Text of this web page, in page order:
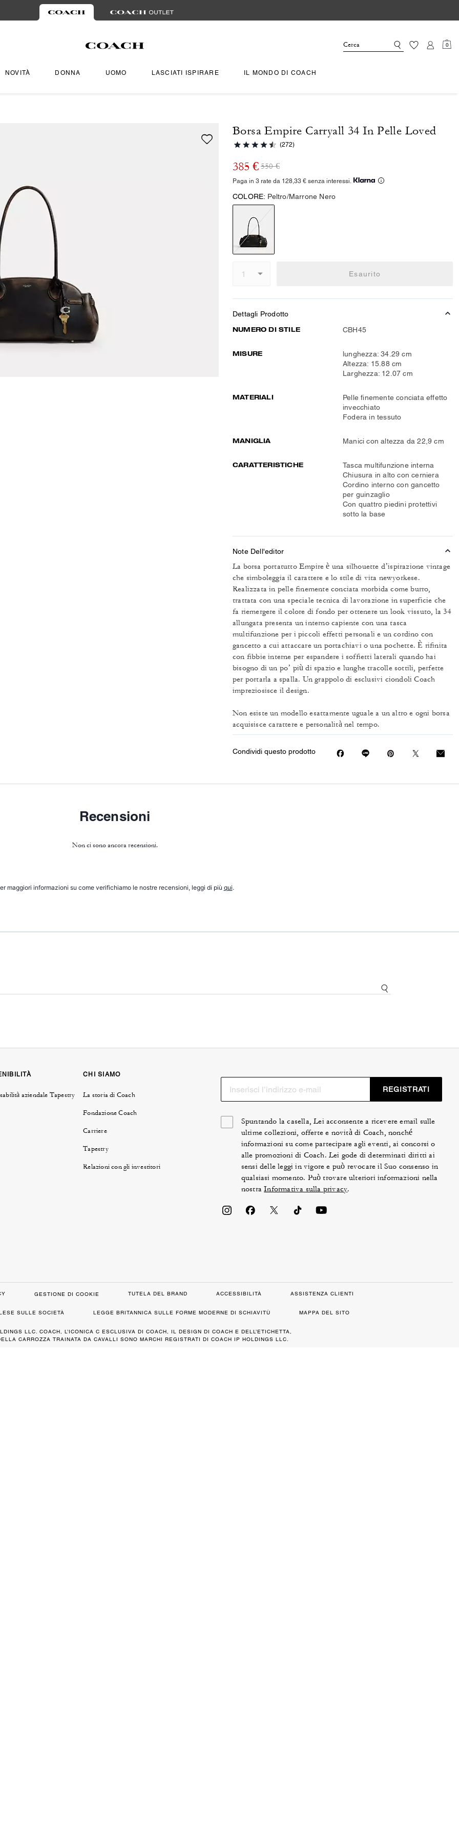
0
NOVITÀ DONNA UOMO LASCIATI ISPIRARE IL MONDO DI COACH
Borsa Empire Carryall 34 In Pelle Loved
(272)
385 € 550 €
Paga in 3 rate da 128,33 € senza interessi.
COLORE: Peltro/Marrone Nero
Esaurito
Dettagli Prodotto
NUMERO DI STILE
CBH45
MISURE
lunghezza: 34.29 cm
Altezza: 15.88 cm
Larghezza: 12.07 cm
MATERIALI
Pelle finemente conciata effetto
invecchiato
Fodera in tessuto
MANIGLIA Manici con altezza da 22,9 cm
CARATTERISTICHE
Tasca multifunzione interna
Chiusura in alto con cerniera
Cordino interno con gancetto
per guinzaglio
Con quattro piedini protettivi
sotto la base
Note Dell'editor
La borsa portatutto Empire è una silhouette d’ispirazione vintage
che simboleggia il carattere e lo stile di vita newyorkese.
Realizzata in pelle finemente conciata morbida come burro,
trattata con una speciale tecnica di lavorazione in superficie che
fa riemergere il colore di fondo per ottenere un look vissuto, la 34
allungata presenta un interno capiente con una tasca
multifunzione per i piccoli effetti personali e un cordino con
gancetto a cui attaccare un portachiavi o una pochette. È rifinita
con fibbie interne per espandere i soffietti laterali quando hai
bisogno di un po’ più di spazio e lunghe tracolle sottili, perfette
per portarla a spalla. Un grappolo di esclusivi ciondoli Coach
impreziosisce il design.
Non esiste un modello esattamente uguale a un altro e ogni borsa
acquisisce carattere e personalità nel tempo.
Condividi questo prodotto
Recensioni
Non ci sono ancora recensioni.
maggiori informazioni su come verifichiamo le nostre recensioni, leggi di più qui.
aziendale Tapestry
CHI SIAMO
La storia di Coach
Fondazione Coach
Carriere
Tapestry
Relazioni con gli investitori
REGISTRATI
Spuntando la casella, Lei acconsente a ricevere email sulle
ultime collezioni, offerte e novità di Coach, nonché
informazioni su come partecipare agli eventi, ai concorsi o
alle promozioni di Coach. Lei gode di determinati diritti ai
sensi delle leggi in vigore e può revocare il Suo consenso in
qualsiasi momento. Può trovare ulteriori informazioni nella
nostraInformativa sulla privacy.
GESTIONE DI COOKIE TUTELA DEL BRAND ACCESSIBILITÀ ASSISTENZA CLIENTI
SULLE SOCIETÀ LEGGE BRITANNICA SULLE FORME MODERNE DI SCHIAVITÙ MAPPA DEL SITO
LLC. COACH, L’ICONICA C ESCLUSIVA DI COACH, IL DESIGN DI COACH E DELL’ETICHETTA,
CARROZZA TRAINATA DA CAVALLI SONO MARCHI REGISTRATI DI COACH IP HOLDINGS LLC.